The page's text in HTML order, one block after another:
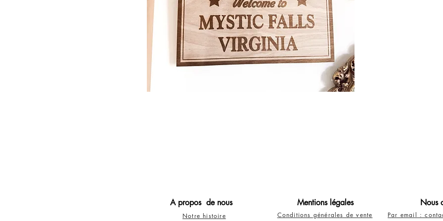
A propos de nous
Notre histoire
Mentions légales
Conditions générales de vente
Nous
Par email :